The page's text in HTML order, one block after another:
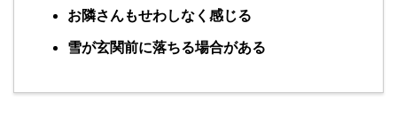
お隣さんもせわしなく感じる
雪が玄関前に落ちる場合がある